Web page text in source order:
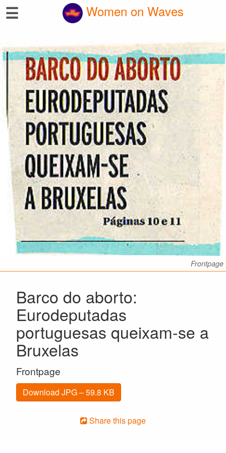
☰ Women on Waves
Frontpage
Barco do aborto:
Eurodeputadas
portuguesas queixam-se a
Bruxelas
Frontpage
Download JPG – 59.8 KB
Share this page